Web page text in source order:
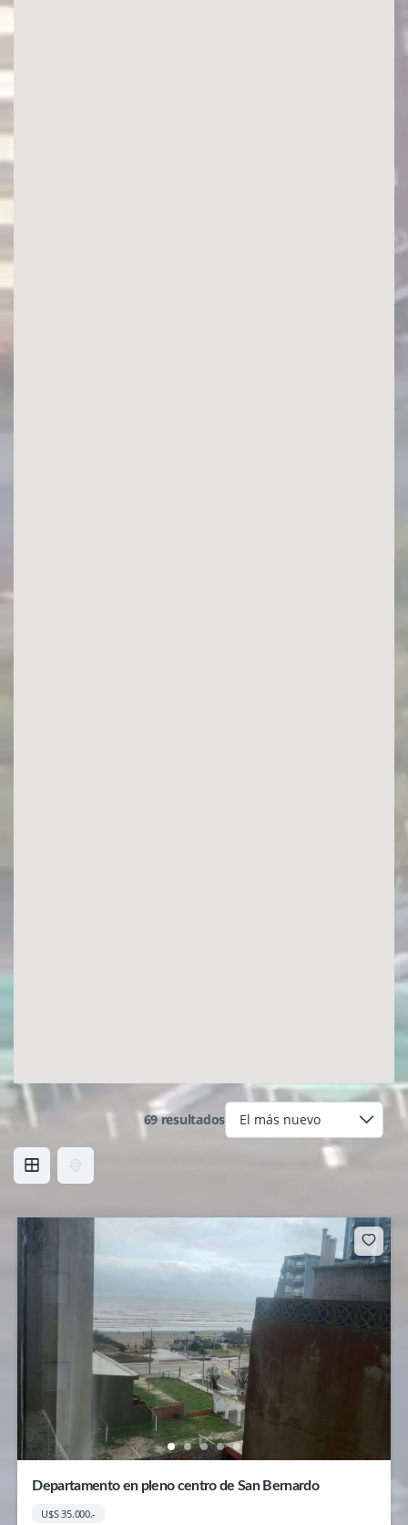
69 resultados
Departamento en pleno centro de San Bernardo
U$S 35.000.-